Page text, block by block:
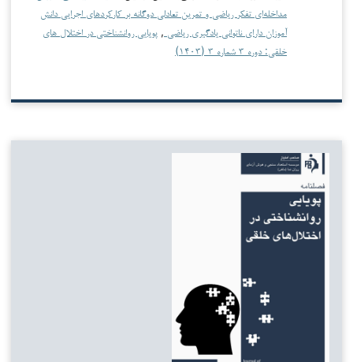
مداخله‌ای تفکر ریاضی و تمرین تعادلی دوگانه بر کارکردهای اجرایی دانش
آموزان دارای ناتوانی یادگیری ریاضی , پویایی روانشناختی در اختلال های
خلقی: دوره ۳ شماره ۳ (۱۴۰۳)